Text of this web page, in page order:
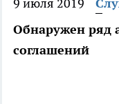
9 июля 2019
Обнаружен ряд
соглашений